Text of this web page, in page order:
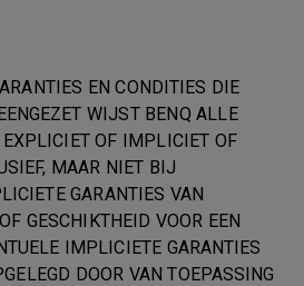
EN CONDITIES DIE
WIJST BENQ ALLE
EXPLICIET OF IMPLICIET OF
MAAR NIET BIJ
GARANTIES VAN
GESCHIKTHEID VOOR EEN
IMPLICIETE GARANTIES
DOOR VAN TOEPASSING